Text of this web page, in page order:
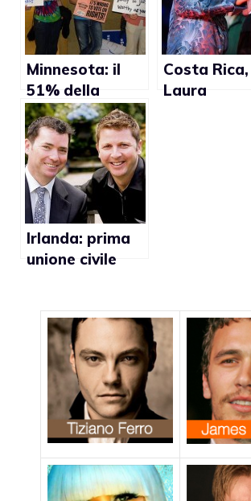
Minnesota: il
51% della
popolazione
contrario al
matrimonio
gay”
Costa Rica,
Laura
Irlanda: prima
unione civile